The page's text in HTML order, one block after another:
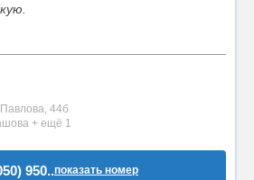
44б
+ ещё 1
950..показать номер